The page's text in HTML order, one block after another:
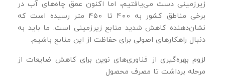
زیرزمینی دست می‌یافتیم، اما اکنون عمق چاه‌های آب در
برخی مناطق کشور به ۴۰۰ تا ۴۵۰ متر رسیده است که
نشان‌دهنده کاهش شدید منابع زیرزمینی است. ما باید به
دنبال راهکارهای اصولی برای حفاظت از این منابع باشیم.
لزوم بهره‌گیری از فناوری‌های نوین برای کاهش ضایعات از
مرحله برداشت تا مصرف محصول